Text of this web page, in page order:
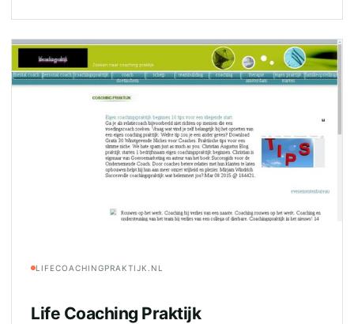
LIFECOACHINGPRAKTIJK.NL
Life Coaching Praktijk